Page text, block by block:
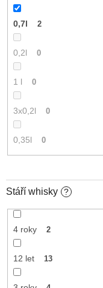
0,7l 2
0,2l 0
1 l 0
3x0,2l 0
0,35l 0
Stáří whisky ?
4 roky 2
12 let 13